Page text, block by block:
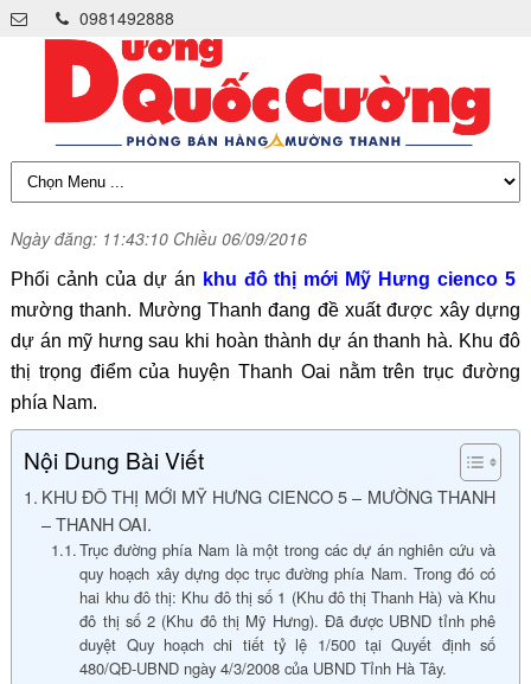
0981492888
Ngày đăng: 11:43:10 Chiều 06/09/2016
Phối cảnh của dự án khu đô thị mới Mỹ Hưng cienco 5
mường thanh. Mường Thanh đang đề xuất được xây dựng
dự án mỹ hưng sau khi hoàn thành dự án thanh hà. Khu đô
thị trọng điểm của huyện Thanh Oai nằm trên trục đường
phía Nam.
Nội Dung Bài Viết
KHU ĐÔ THỊ MỚI MỸ HƯNG CIENCO 5 – MƯỜNG THANH
– THANH OAI.
Trục đường phía Nam là một trong các dự án nghiên cứu và
quy hoạch xây dựng dọc trục đường phía Nam. Trong đó có
hai khu đô thị: Khu đô thị số 1 (Khu đô thị Thanh Hà) và Khu
đô thị số 2 (Khu đô thị Mỹ Hưng). Đã được UBND tỉnh phê
duyệt Quy hoạch chi tiết tỷ lệ 1/500 tại Quyết định số
480/QĐ-UBND ngày 4/3/2008 của UBND Tỉnh Hà Tây.